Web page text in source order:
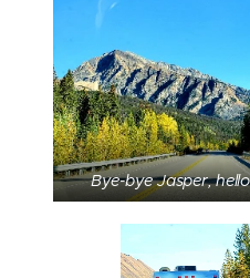
Bye-bye Jasper,